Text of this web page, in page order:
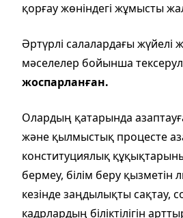
қорғау жөніндегі жұмысты
Әртүрлі салалардағы жүйелі
мәселелер бойынша
жоспарланған.
Олардың қатарында
және қылмыстық процесте
конституциялық
бермеу, білім беру қызметін
кезінде заңдылықты сақтау,
кадрлардың біліктілігін